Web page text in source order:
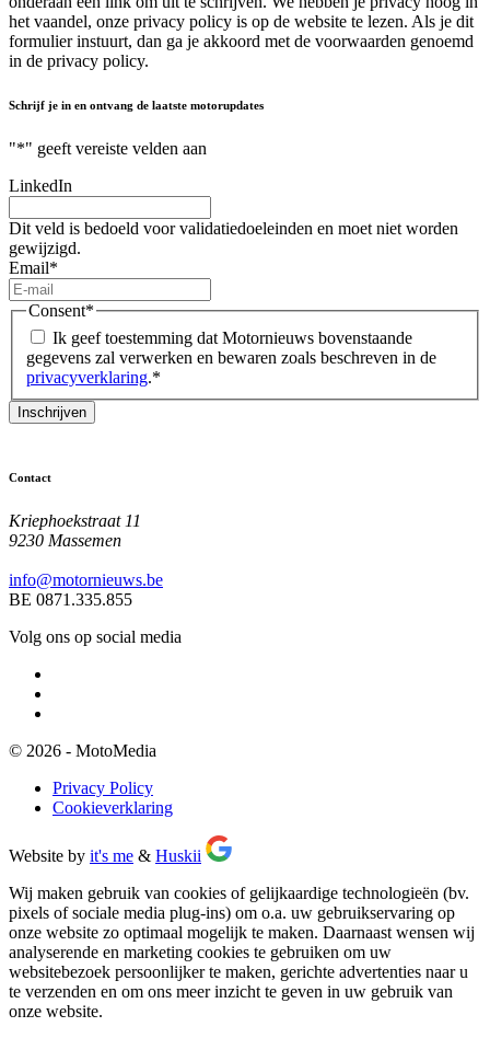
het vaandel, onze privacy policy is op de website te lezen. Als je dit
formulier instuurt, dan ga je akkoord met de voorwaarden genoemd
in de privacy policy.
Schrijf je in en ontvang de laatste motorupdates
"*" geeft vereiste velden aan
LinkedIn
Dit veld is bedoeld voor validatiedoeleinden en moet niet worden
gewijzigd.
Email*
Consent*
Ik geef toestemming dat Motornieuws bovenstaande
gegevens zal verwerken en bewaren zoals beschreven in de
privacyverklaring.*
Contact
Kriephoekstraat 11
9230 Massemen
info@motornieuws.be
BE 0871.335.855
Volg ons op social media
© 2026 - MotoMedia
Privacy Policy
Cookieverklaring
Website by it's me & Huskii
Wij maken gebruik van cookies of gelijkaardige technologieën (bv.
pixels of sociale media plug-ins) om o.a. uw gebruikservaring op
onze website zo optimaal mogelijk te maken. Daarnaast wensen wij
analyserende en marketing cookies te gebruiken om uw
websitebezoek persoonlijker te maken, gerichte advertenties naar u
te verzenden en om ons meer inzicht te geven in uw gebruik van
onze website.